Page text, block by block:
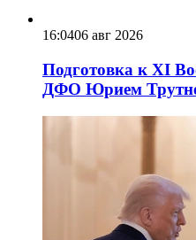
16:0406 авг 2026
Подготовка к XI
ДФО Юрием